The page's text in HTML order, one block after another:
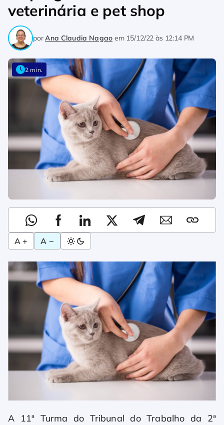
veterinária e pet shop
porAna Claudia Nagao em 15/12/22 às 12:14 PM
2 min.
A + A −
A 11ª Turma do Tribunal do Trabalho da 2ª